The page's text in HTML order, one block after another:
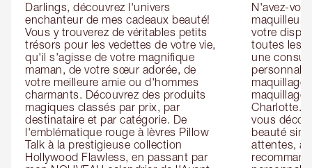
Darlings, découvrez l'univers
enchanteur de mes cadeaux beauté!
Vous y trouverez de véritables petits
trésors pour les vedettes de votre vie,
qu'il s'agisse de votre magnifique
maman, de votre sœur adorée, de
votre meilleure amie ou d'hommes
charmants. Découvrez des produits
magiques classés par prix, par
destinataire et par catégorie. De
l'emblématique rouge à lèvres Pillow
Talk à la prestigieuse collection
Hollywood Flawless, en passant par
N'avez-
maquilleur
votre
toutes les
une
maquillage
maquillage
Charlotte.
vous
beauté
attentes,